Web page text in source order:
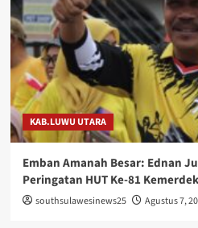
KAB.LUWU UTARA
Emban Amanah Besar: Ednan
Peringatan HUT Ke-81
southsulawesinews25 Agustus 7,